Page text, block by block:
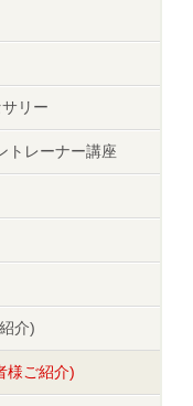
リー
トレーナー講座
介)
様ご紹介)